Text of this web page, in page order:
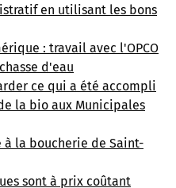
en utilisant les bons
: travail avec l'OPCO
d'eau
ce qui a été accompli
la bio aux Municipales
la boucherie de Saint-
sont à prix coûtant